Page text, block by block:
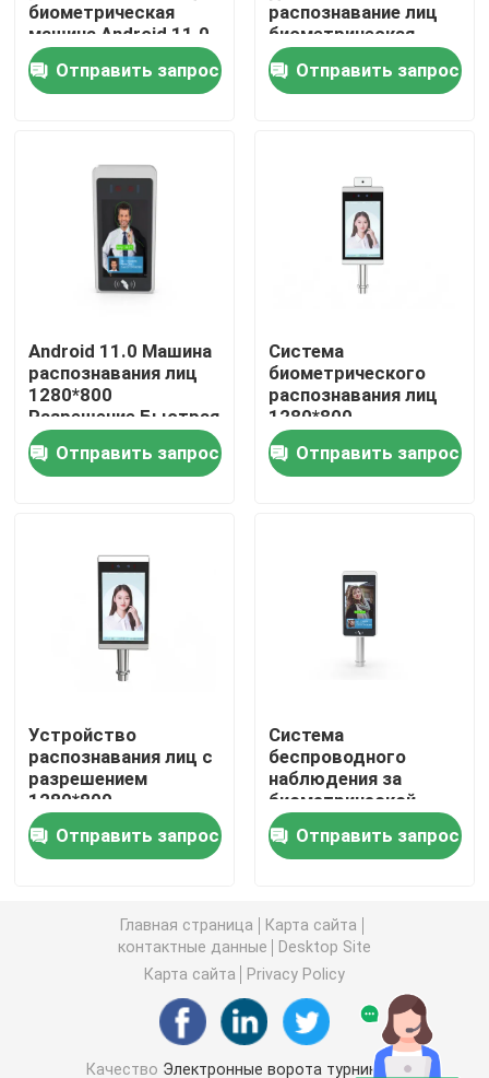
Продукция
Ролики
О Компании
Наша фабрика
контроль качества
контактные данные
Новости
Электронные ворота турникета
Ворота качания турникета
Ворота турникета треноги
Турникет ворот скорости
Полный турникет высоты
Биометрическая машина распознавания лиц
биометрическая
машина Android 11.0
ОС
Отправить запрос
распознавание лиц
биометрическая
машина Android 11.0
ОС Широкая
совместимость
Отправить запрос
Android 11.0 Машина
распознавания лиц
1280*800
Разрешение Быстрая
1-секундная
аутентификация
Отправить запрос
Система
биометрического
распознавания лиц
1280*800
разрешение Широкая
совместимость
Отправить запрос
Устройство
распознавания лиц с
разрешением
1280*800
Отправить запрос
Система
беспроводного
наблюдения за
биометрической
машиной
Отправить запрос
Главная страница
Карта сайта
контактные данные
Desktop Site
Карта сайта
Privacy Policy
Качество Электронные ворота турникета